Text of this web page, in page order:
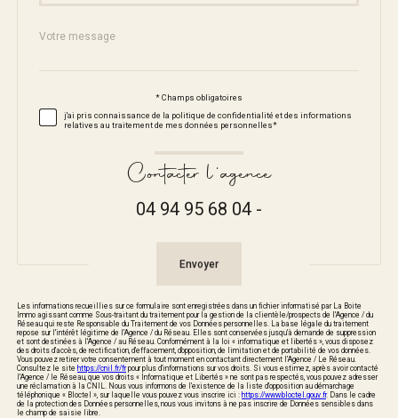
Fieldset
Message
*
* Champs obligatoires
j'ai pris connaissance de la politique de confidentialité et des informations
relatives au traitement de mes données personnelles*
Contacter l'agence
04 94 95 68 04 -
Envoyer
Les informations recueillies sur ce formulaire sont enregistrées dans un fichier informatisé par La Boite
Immo agissant comme Sous-traitant du traitement pour la gestion de la clientèle/prospects de l'Agence / du
Réseau qui reste Responsable du Traitement de vos Données personnelles. La base légale du traitement
repose sur l'intérêt légitime de l'Agence / du Réseau. Elles sont conservées jusqu'à demande de suppression
et sont destinées à l'Agence / au Réseau. Conformément à la loi « informatique et libertés », vous disposez
des droits d’accès, de rectification, d’effacement, d’opposition, de limitation et de portabilité de vos données.
Vous pouvez retirer votre consentement à tout moment en contactant directement l’Agence / Le Réseau.
Consultez le site https://cnil.fr/frpour plus d’informations sur vos droits. Si vous estimez, après avoir contacté
l'Agence / le Réseau, que vos droits « Informatique et Libertés » ne sont pas respectés, vous pouvez adresser
une réclamation à la CNIL. Nous vous informons de l’existence de la liste d'opposition au démarchage
téléphonique « Bloctel », sur laquelle vous pouvez vous inscrire ici : https://www.bloctel.gouv.fr. Dans le cadre
de la protection des Données personnelles, nous vous invitons à ne pas inscrire de Données sensibles dans
le champ de saisie libre.